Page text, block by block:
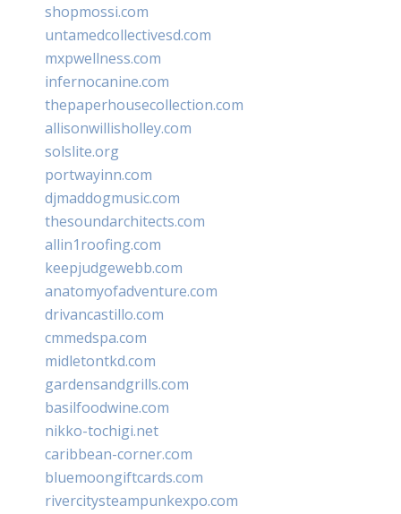
shopmossi.com
untamedcollectivesd.com
mxpwellness.com
infernocanine.com
thepaperhousecollection.com
allisonwillisholley.com
solslite.org
portwayinn.com
djmaddogmusic.com
thesoundarchitects.com
allin1roofing.com
keepjudgewebb.com
anatomyofadventure.com
drivancastillo.com
cmmedspa.com
midletontkd.com
gardensandgrills.com
basilfoodwine.com
nikko-tochigi.net
caribbean-corner.com
bluemoongiftcards.com
rivercitysteampunkexpo.com